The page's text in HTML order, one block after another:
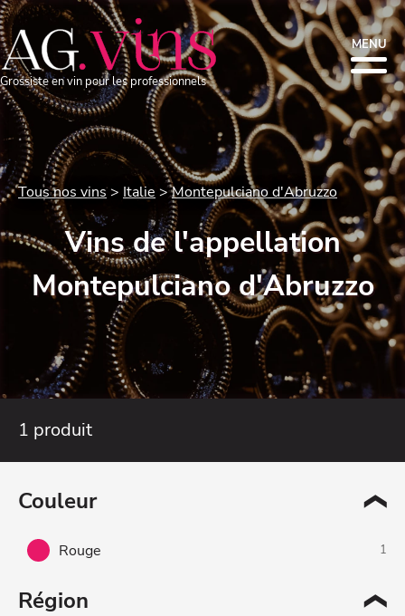
Grossiste en vin pour les professionnels
MENU
Tous nos vins Italie Montepulciano d'Abruzzo
Vins de l'appellation
Montepulciano d'Abruzzo
1 produit
Couleur
Rouge
Région